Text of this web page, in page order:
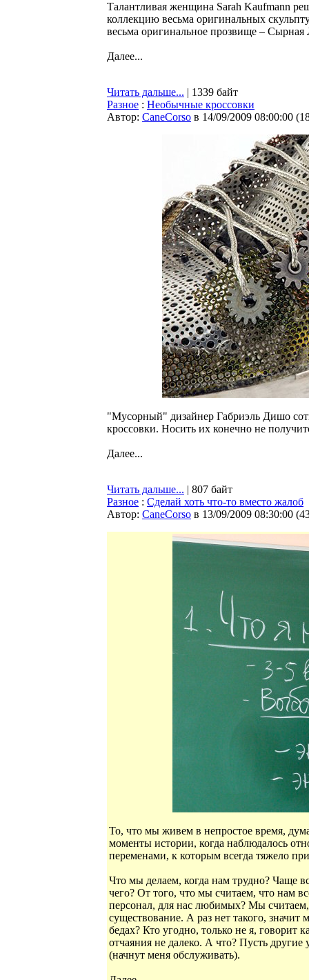
Талантливая женщина Sarah Kaufmann
коллекцию весьма оригинальных
весьма оригинальное прозвище – Сырная
Далее...
Читать дальше... | 1339 байт
Разное : Необычные кроссовки
Автор: CaneCorso в 14/09/2009 08:00:00 (
"Мусорный" дизайнер Габриэль Дишо
кроссовки. Носить их конечно не
Далее...
Читать дальше... | 807 байт
Разное : Сделай хоть что-то вместо жалоб
Автор: CaneCorso в 13/09/2009 08:30:00 (
То, что мы живем в непростое время,
моменты истории, когда наблюдалось
переменами, к которым всегда тяжело
Что мы делаем, когда нам трудно? Чаще
чего? От того, что мы считаем, что нам
персонал, для нас любимых? Мы считаем,
существование. А раз нет такого,
бедах? Кто угодно, только не я,
отчаяния не далеко. А что? Пусть
(начнут меня обслуживать).